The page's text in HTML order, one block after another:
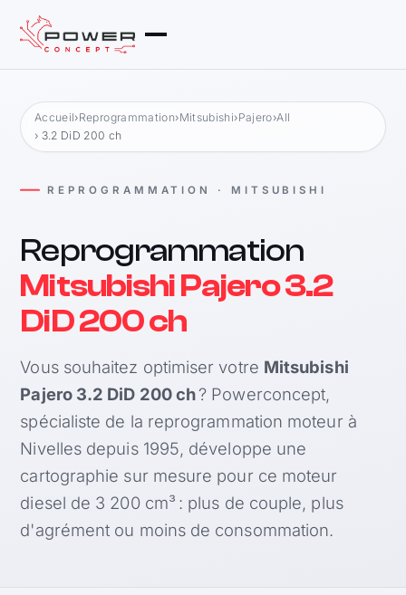
Accueil›Reprogrammation›Mitsubishi›Pajero›All
› 3.2 DiD 200 ch
REPROGRAMMATION · MITSUBISHI
Reprogrammation
Mitsubishi Pajero 3.2
DiD 200 ch
Vous souhaitez optimiser votre Mitsubishi
Pajero 3.2 DiD 200 ch? Powerconcept,
spécialiste de la reprogrammation moteur à
Nivelles depuis 1995, développe une
cartographie sur mesure pour ce moteur
diesel de 3 200 cm³ : plus de couple, plus
d'agrément ou moins de consommation.